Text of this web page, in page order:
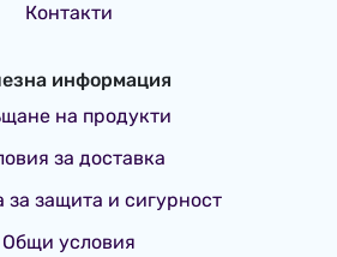
Контакти
информация
на продукти
за доставка
за защита и сигурност
Общи условия